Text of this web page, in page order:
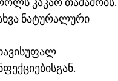
ნატურალური